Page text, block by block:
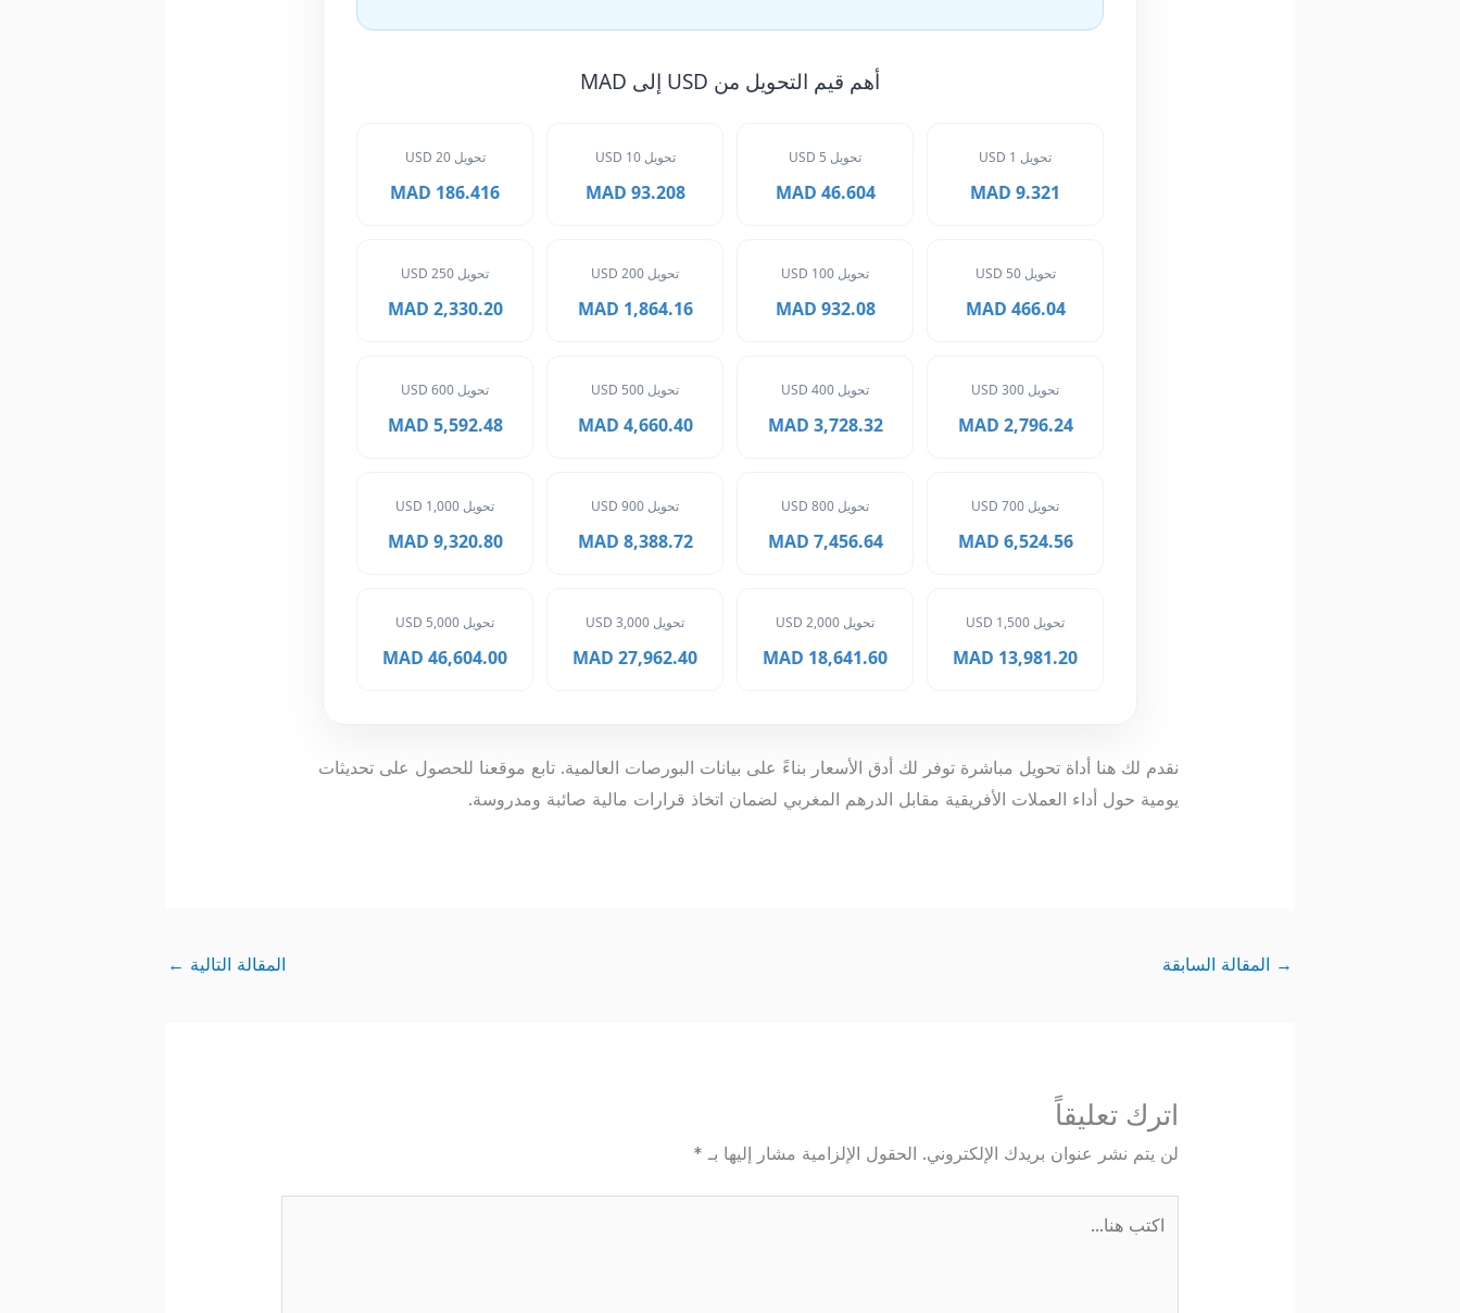
أهم قيم التحويل من USD إلى MAD
تحويل 1 USD
9.321 MAD
تحويل 5 USD
46.604 MAD
تحويل 10 USD
93.208 MAD
تحويل 20 USD
186.416 MAD
تحويل 50 USD
466.04 MAD
تحويل 100 USD
932.08 MAD
تحويل 200 USD
1,864.16 MAD
تحويل 250 USD
2,330.20 MAD
تحويل 300 USD
2,796.24 MAD
تحويل 400 USD
3,728.32 MAD
تحويل 500 USD
4,660.40 MAD
تحويل 600 USD
5,592.48 MAD
تحويل 700 USD
6,524.56 MAD
تحويل 800 USD
7,456.64 MAD
تحويل 900 USD
8,388.72 MAD
تحويل 1,000 USD
9,320.80 MAD
تحويل 1,500 USD
13,981.20 MAD
تحويل 2,000 USD
18,641.60 MAD
تحويل 3,000 USD
27,962.40 MAD
تحويل 5,000 USD
46,604.00 MAD
نقدم لك هنا أداة تحويل مباشرة توفر لك أدق الأسعار بناءً على بيانات البورصات العالمية. تابع موقعنا للحصول على تحديثات
يومية حول أداء العملات الأفريقية مقابل الدرهم المغربي لضمان اتخاذ قرارات مالية صائبة ومدروسة.
→ المقالة السابقة المقالة التالية ←
اترك تعليقاً
لن يتم نشر عنوان بريدك الإلكتروني. الحقول الإلزامية مشار إليها بـ *